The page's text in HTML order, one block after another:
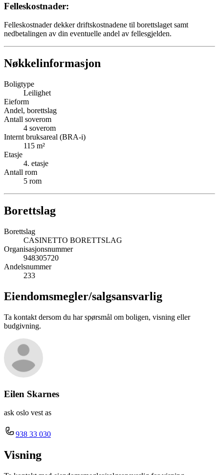
Felleskostnader:
Felleskostnader dekker driftskostnadene til borettslaget samt
nedbetalingen av din eventuelle andel av fellesgjelden.
Nøkkelinformasjon
Boligtype
Leilighet
Eieform
Andel, borettslag
Antall soverom
4 soverom
Internt bruksareal (BRA-i)
115 m²
Etasje
4. etasje
Antall rom
5 rom
Borettslag
Borettslag
CASINETTO BORETTSLAG
Organisasjonsnummer
948305720
Andelsnummer
233
Eiendomsmegler/salgsansvarlig
Ta kontakt dersom du har spørsmål om boligen, visning eller
budgivning.
Eilen Skarnes
ask oslo vest as
938 33 030
Visning